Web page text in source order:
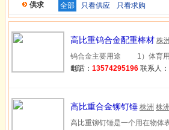
供求
全部 只看供应 只看求购
高比重钨合金配重棒材 株
钨合金主要用途 1）体育
18)
电话： 13574295196 联系人
高比重合金铆钉锤 株洲 株
高比重铆钉锤是一个用在物